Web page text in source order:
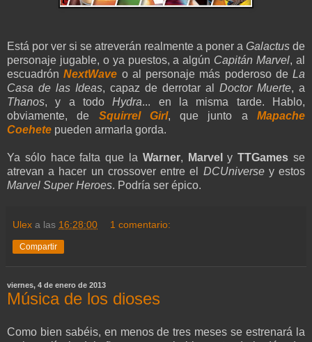
Está por ver si se atreverán realmente a poner a Galactus de
personaje jugable, o ya puestos, a algún Capitán Marvel, al
escuadrónNextWave o al personaje más poderoso de La
Casa de las Ideas, capaz de derrotar al Doctor Muerte, a
Thanos, y a todoHydra... en la misma tarde. Hablo,
obviamente, de Squirrel Girl, que junto aMapache
Coehete pueden armarla gorda.
Ya sólo hace falta que la Warner, MarvelyTTGamesse
atrevan a hacer un crossover entre el DCUniverse y estos
Marvel Super Heroes. Podría ser épico.
Ulex a las 16:28:00 1 comentario:
Compartir
viernes, 4 de enero de 2013
Música de los dioses
Como bien sabéis, en menos de tres meses se estrenará la